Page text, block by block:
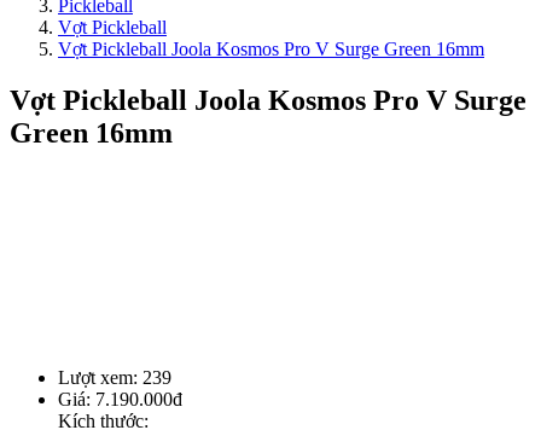
Pickleball
Vợt Pickleball
Vợt Pickleball Joola Kosmos Pro V Surge Green 16mm
Vợt Pickleball Joola Kosmos Pro V Surge
Green 16mm
Lượt xem: 239
Giá: 7.190.000đ
Kích thước: